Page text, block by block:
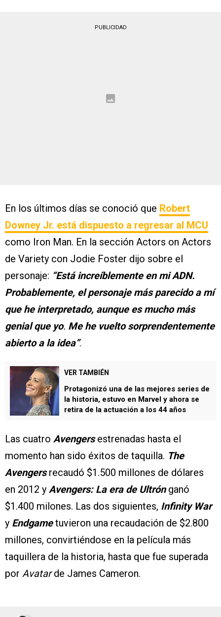
PUBLICIDAD
En los últimos días se conoció que Robert
Downey Jr. está dispuesto a regresar al MCU
como Iron Man. En la sección Actors on Actors
de Variety con Jodie Foster dijo sobre el
personaje: “Está increíblemente en mi ADN.
Probablemente, el personaje más parecido a mí
que he interpretado, aunque es mucho más
genial que yo. Me he vuelto sorprendentemente
abierto a la idea”.
VER TAMBIÉN
Protagonizó una de las mejores series de
la historia, estuvo en Marvel y ahora se
retira de la actuación a los 44 años
Las cuatro Avengersestrenadas hasta el
momento han sido éxitos de taquilla. The
Avengersrecaudó $1.500 millones de dólares
en 2012 y Avengers: La era de Ultrónganó
$1.400 milones. Las dos siguientes, Infinity War
y Endgametuvieron una recaudación de $2.800
millones, convirtiéndose en la película más
taquillera de la historia, hasta que fue superada
por Avatarde James Cameron.